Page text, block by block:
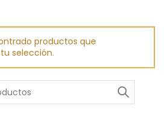
productos que
selección.